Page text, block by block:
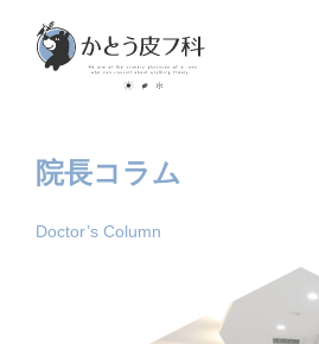
院長コラム
Doctor’s Column